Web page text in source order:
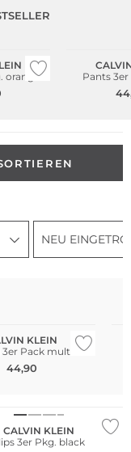
orange
Pants
NEU
KLEIN
Pack multi
44,90
CALVIN KLEIN
3er Pkg. black